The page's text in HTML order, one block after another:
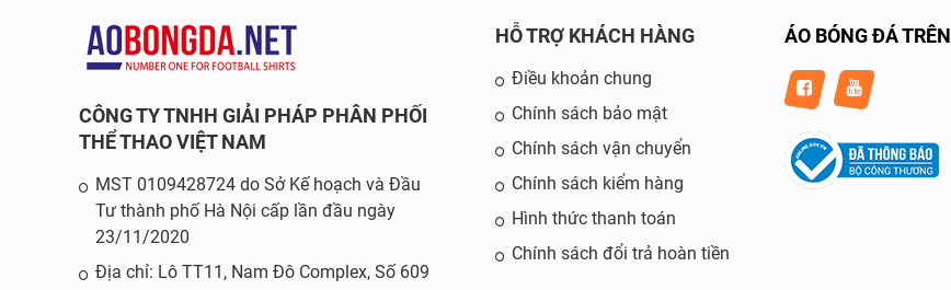
CÔNG TY TNHH GIẢI PHÁP PHÂN PHỐI
THỂ THAO VIỆT NAM
MST 0109428724 do Sở Kế hoạch và Đầu
Tư thành phố Hà Nội cấp lần đầu ngày
23/11/2020
Địa chỉ: Lô TT11, Nam Đô Complex, Số 609
HỖ TRỢ KHÁCH HÀNG
Điều khoản chung
Chính sách bảo mật
Chính sách vận chuyển
Chính sách kiểm hàng
Hình thức thanh toán
Chính sách đổi trả hoàn tiền
ÁO BÓNG ĐÁ TRÊN